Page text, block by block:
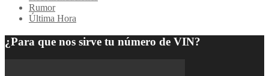
Rumor
Última Hora
¿Para que nos sirve tu número de VIN?